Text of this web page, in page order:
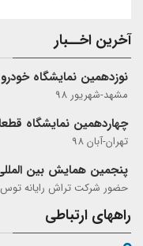
آخرین اخــبار
نوزدهمین نمایشگاه
مشهد-شهریور 98
چهاردهمین نمایشگاه
تهران-آبان 98
پنجمین همایش بین
حضور شرکت تراش رایانه توس-
راههای ارتباطی